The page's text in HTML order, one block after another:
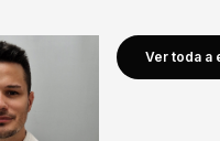
Ver toda a